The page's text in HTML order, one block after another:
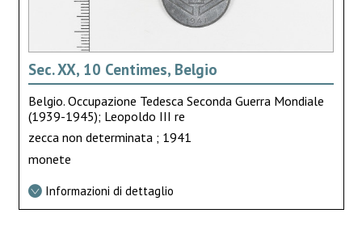
Sec. XX, 10 Centimes, Belgio
Belgio. Occupazione Tedesca Seconda Guerra Mondiale
(1939-1945); Leopoldo III re
zecca non determinata ; 1941
monete
Informazioni di dettaglio